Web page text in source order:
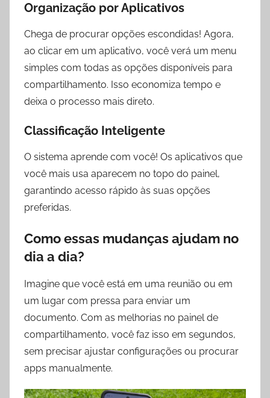
Organização por Aplicativos
Chega de procurar opções escondidas! Agora,
ao clicar em um aplicativo, você verá um menu
simples com todas as opções disponíveis para
compartilhamento. Isso economiza tempo e
deixa o processo mais direto.
Classificação Inteligente
O sistema aprende com você! Os aplicativos que
você mais usa aparecem no topo do painel,
garantindo acesso rápido às suas opções
preferidas.
Como essas mudanças ajudam no
dia a dia?
Imagine que você está em uma reunião ou em
um lugar com pressa para enviar um
documento. Com as melhorias no painel de
compartilhamento, você faz isso em segundos,
sem precisar ajustar configurações ou procurar
apps manualmente.